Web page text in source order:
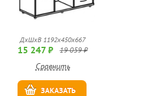
ДхШхВ 1192х450х667
15 247 ₽ 19 059 ₽
Сравнить
ЗАКАЗАТЬ